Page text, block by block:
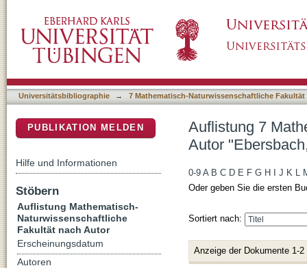
Universitätsbibliographie → 7 Mathematisch-Naturwissenschaftliche Fakultät
Auflistung 7
Autor
0-9 A B C D E F G H J K L
Oder geben Sie die ersten
Sortiert nach:
Anzeige der Dokumente 1-2
PUBLIKATION MELDEN
Hilfe und Informationen
Stöbern
Auflistung Mathematisch-
Naturwissenschaftliche
Fakultät nach Autor
Erscheinungsdatum
Autoren